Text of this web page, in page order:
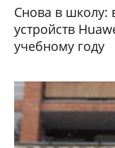
Снова в школу:
устройств
учебному году